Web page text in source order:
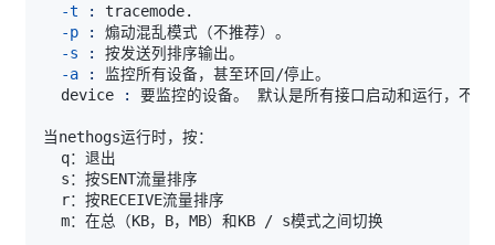
-t
:
-p
:
-s
:
-a
:
  device
: